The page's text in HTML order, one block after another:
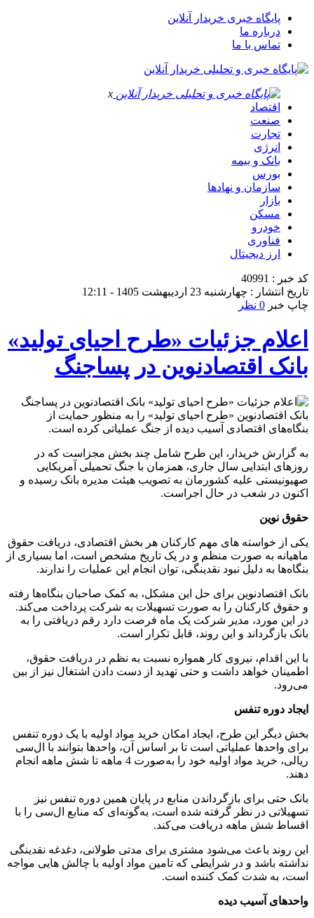
پایگاه خبری خریدار آنلاین
درباره ما
تماس با ما
x
اقتصاد
صنعت
تجارت
انرژی
بانک و بیمه
بورس
سازمان و نهادها
بازار
مسکن
خودرو
فناوری
ارز دیجیتال
کد خبر : 40991
تاریخ انتشار : چهارشنبه 23 اردیبهشت 1405 - 12:11
چاپ خبر 0 نظر
اعلام جزئیات «طرح احیای تولید»
بانک اقتصادنوین در پساجنگ
بانک اقتصادنوین «طرح احیای تولید» را به منظور حمایت از
بنگاه‌های اقتصادی آسیب دیده از جنگ عملیاتی کرده است.
به گزارش خریدار، این طرح شامل چند بخش مجزاست که در
روزهای ابتدایی سال جاری، همزمان با جنگ تحمیلی آمریکایی
صهیونیستی علیه کشورمان به تصویب هیئت مدیره بانک رسیده و
اکنون در شعب در حال اجراست.
حقوق نوین
یکی از خواسته های مهم کارکنان هر بخش اقتصادی، دریافت حقوق
ماهیانه به صورت منظم و در یک تاریخ مشخص است، اما بسیاری از
بنگاه‌ها به دلیل نبود نقدینگی، توان انجام این عملیات را ندارند.
بانک اقتصادنوین برای حل این مشکل، به کمک صاحبان بنگاه‌ها رفته
و حقوق کارکنان را به ‌صورت تسهیلات به شرکت پرداخت می‌کند.
در این مورد، مدیر شرکت یک ماه فرصت دارد رقم دریافتی را به
بانک بازگرداند و این روند، قابل تکرار است.
با این اقدام، نیروی کار همواره نسبت به نظم در دریافت حقوق،
اطمینان خواهد داشت و حتی تهدید از دست دادن اشتغال نیز از بین
می‌رود.
ایجاد دوره تنفس
بخش دیگر این طرح، ایجاد امکان خرید مواد اولیه با یک دوره تنفس
برای واحدها عملیاتی است تا بر اساس آن، واحدها بتوانند با ال‌سی
ریالی، خرید مواد اولیه خود را به‌صورت 4 ماهه تا شش ماهه انجام
دهند.
بانک حتی برای بازگرداندن منابع در پایان همین دوره تنفس نیز
تسهیلاتی در نظر گرفته شده است، به‌گونه‌ای که منابع ال‌سی را با
اقساط شش ماهه دریافت می‌کند.
این روند باعث می‌شود مشتری برای مدتی طولانی، دغدغه نقدینگی
نداشته باشد و در شرایطی که تامین مواد اولیه با چالش هایی مواجه
است، به شدت کمک کننده است.
واحدهای آسیب دیده